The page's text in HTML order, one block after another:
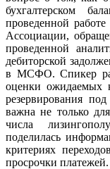
бухгалтерском
проведенной
Ассоциации,
проведенной
дебиторской
в МСФО. Спикер
оценки ожидаемых
резервирования
важна не только
числа
поделилась
критериях
просрочки платежей.